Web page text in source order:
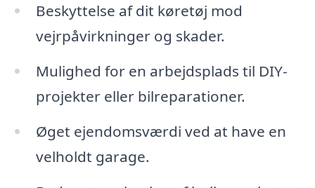
Beskyttelse af dit køretøj mod
vejrpåvirkninger og skader.
Mulighed for en arbejdsplads til DIY-
projekter eller bilreparationer.
Øget ejendomsværdi ved at have en
velholdt garage.